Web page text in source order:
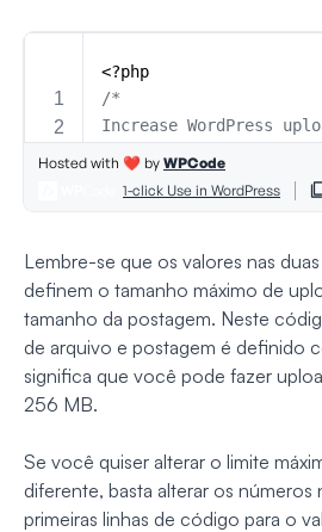
Lembre-se que os valores nas
definem o tamanho máximo de
tamanho da postagem. Neste
de arquivo e postagem é definido
significa que você pode fazer
256 MB.
Se você quiser alterar o limite
diferente, basta alterar os números
primeiras linhas de código para o